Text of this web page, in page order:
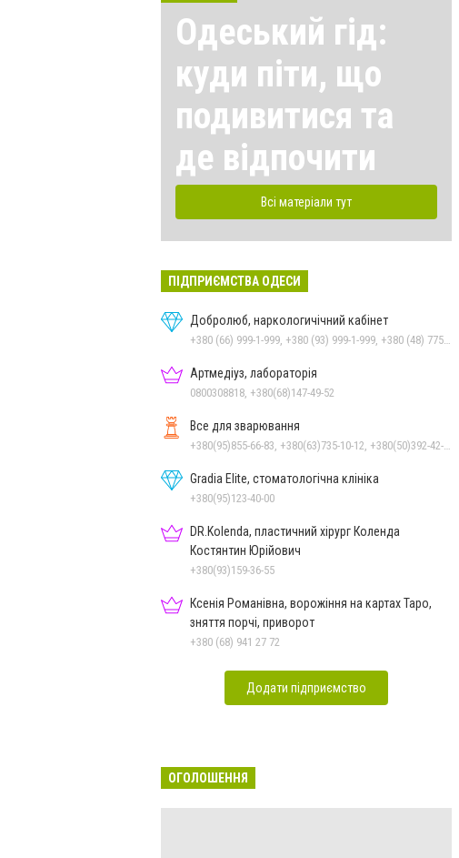
Одеський гід:
куди піти, що
подивитися та
де відпочити
Всі матеріали тут
ПІДПРИЄМСТВА ОДЕСИ
Добролюб, наркологичічний кабінет
Артмедіуз, лабораторія
0800308818, +380(68)147-49-52
Все для зварювання
Gradia Elite, стоматологічна клініка
+380(95)123-40-00
DR.Kolenda, пластичний хірург Коленда
Костянтин Юрійович
+380(93)159-36-55
Ксенія Романівна, ворожіння на картах Таро,
зняття порчі, приворот
+380 (68) 941 27 72
Додати підприємство
ОГОЛОШЕННЯ